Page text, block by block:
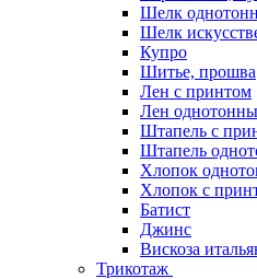
Шелк
Шелк
Купро
Шитье, прошва
Лен с принтом
Лен
Штапель с
Штапель
Хлопок
Хлопок с
Батист
Джинс
Вискоза
Трикотаж